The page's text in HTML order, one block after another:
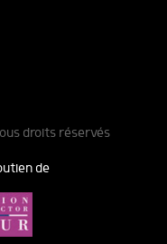
droits réservés
de